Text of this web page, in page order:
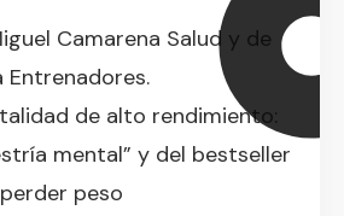
Camarena Salud y de
Entrenadores.
de alto rendimiento:
mental” y del bestseller
peso